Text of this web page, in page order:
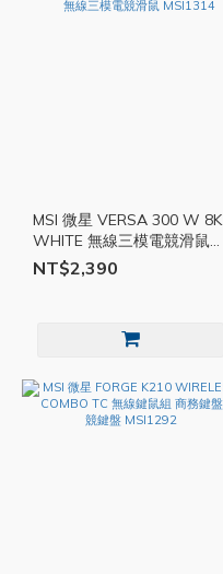
MSI 微星 VERSA 300 W 8K
WHITE 無線三模電競滑鼠
MSI1314
NT$2,390